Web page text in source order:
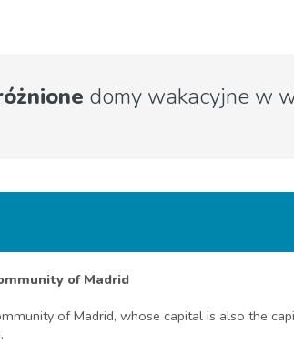
domy wakacyjne w
of Madrid
of Madrid, whose capital is also the